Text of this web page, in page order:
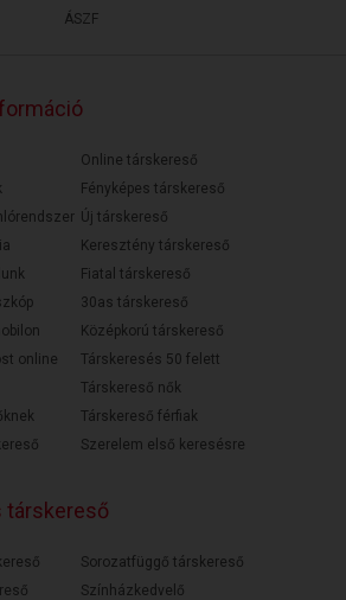
ÁSZF
online
Online társkereső
Fényképes társkereső
Új társkereső
Keresztény társkereső
Fiatal társkereső
30as társkereső
Középkorú társkereső
Társkeresés 50 felett
Társkereső nők
Társkereső férfiak
Szerelem első keresésre
társkereső
Sorozatfüggő társkereső
Színházkedvelő